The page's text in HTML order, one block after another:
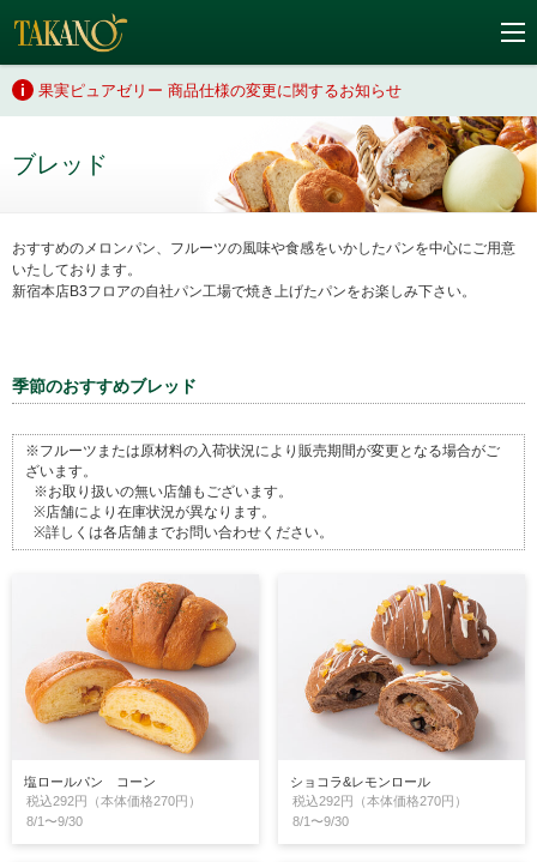
果実ピュアゼリー 商品仕様の変更に関するお知らせ
ブレッド
おすすめのメロンパン、フルーツの風味や食感をいかしたパンを中心にご用意
いたしております。
新宿本店B3フロアの自社パン工場で焼き上げたパンをお楽しみ下さい。
季節のおすすめブレッド
※フルーツまたは原材料の入荷状況により販売期間が変更となる場合がご
ざいます。
※お取り扱いの無い店舗もございます。
※店舗により在庫状況が異なります。
※詳しくは各店舗までお問い合わせください。
塩ロールパン コーン
税込292円（本体価格270円）
8/1〜9/30
ショコラ&レモンロール
税込292円（本体価格270円）
8/1〜9/30